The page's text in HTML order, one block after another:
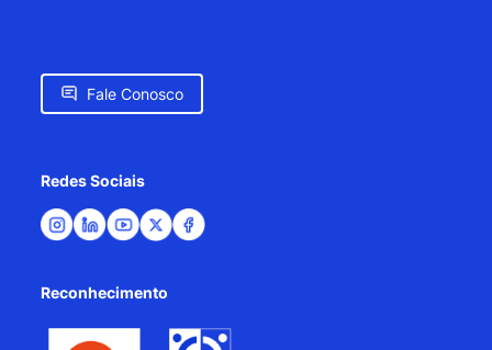
Fale Conosco
Redes Sociais
Reconhecimento